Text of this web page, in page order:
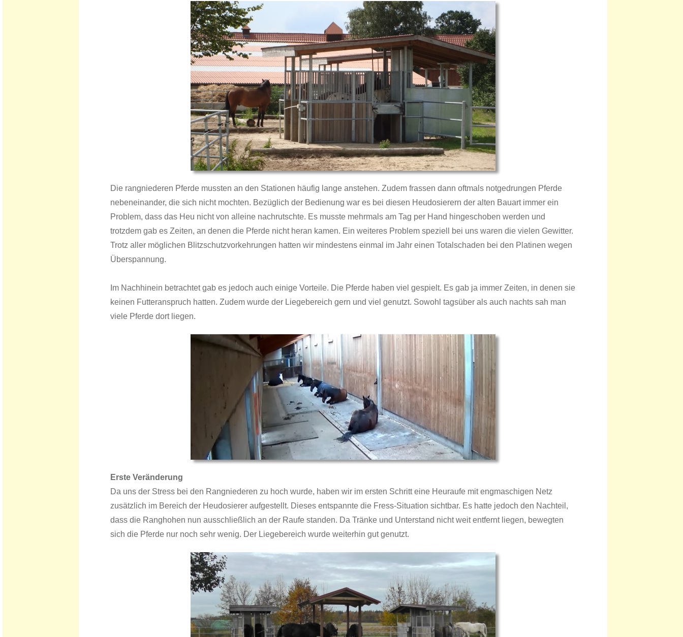
Die rangniederen Pferde mussten an den Stationen häufig lange anstehen. Zudem frassen dann oftmals notgedrungen Pferde
nebeneinander, die sich nicht mochten. Bezüglich der Bedienung war es bei diesen Heudosierern der alten Bauart immer ein
Problem, dass das Heu nicht von alleine nachrutschte. Es musste mehrmals am Tag per Hand hingeschoben werden und
trotzdem gab es Zeiten, an denen die Pferde nicht heran kamen. Ein weiteres Problem speziell bei uns waren die vielen Gewitter.
Trotz aller möglichen Blitzschutzvorkehrungen hatten wir mindestens einmal im Jahr einen Totalschaden bei den Platinen wegen
Überspannung.
Im Nachhinein betrachtet gab es jedoch auch einige Vorteile. Die Pferde haben viel gespielt. Es gab ja immer Zeiten, in denen sie
keinen Futteranspruch hatten. Zudem wurde der Liegebereich gern und viel genutzt. Sowohl tagsüber als auch nachts sah man
viele Pferde dort liegen.
Erste Veränderung
Da uns der Stress bei den Rangniederen zu hoch wurde, haben wir im ersten Schritt eine Heuraufe mit engmaschigen Netz
zusätzlich im Bereich der Heudosierer aufgestellt. Dieses entspannte die Fress-Situation sichtbar. Es hatte jedoch den Nachteil,
dass die Ranghohen nun ausschließlich an der Raufe standen. Da Tränke und Unterstand nicht weit entfernt liegen, bewegten
sich die Pferde nur noch sehr wenig. Der Liegebereich wurde weiterhin gut genutzt.